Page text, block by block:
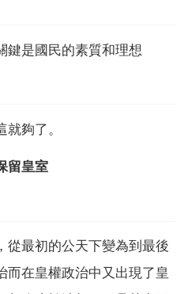
鍵是國民的素質和理想
夠了。
留皇室
從最初的公天下變為到最後
而在皇權政治中又出現了皇